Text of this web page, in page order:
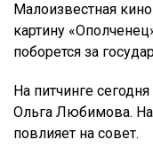
Малоизвестная
картину
поборется за
На питчинге
Ольга Любимова.
повлияет на совет.